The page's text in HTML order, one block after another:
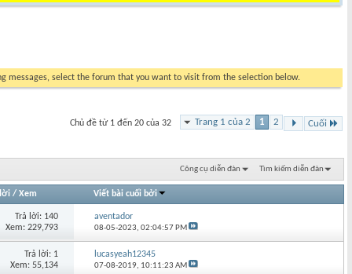
messages, select the forum that you want to visit from the selection below.
Trang 1 của 2 1 2 Cuối
Chủ đề từ 1 đến 20 của 32
Công cụ diễn đàn Tìm kiếm diễn đàn
/ Xem Viết bài cuối bởi
Trả lời: 140
Xem: 229,793
aventador
08-05-2023,02:04:57 PM
Trả lời: 1
Xem: 55,134
lucasyeah12345
07-08-2019, 10:11:23 AM